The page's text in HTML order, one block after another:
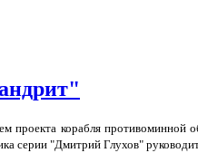
проекта корабля
серии "Дмитрий Глухов"